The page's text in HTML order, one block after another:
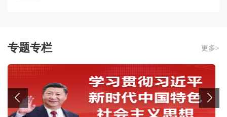
专题专栏 更多>